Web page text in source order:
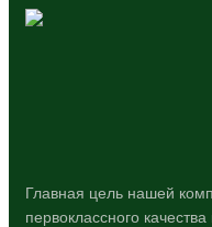
Главная цель нашей
первоклассного